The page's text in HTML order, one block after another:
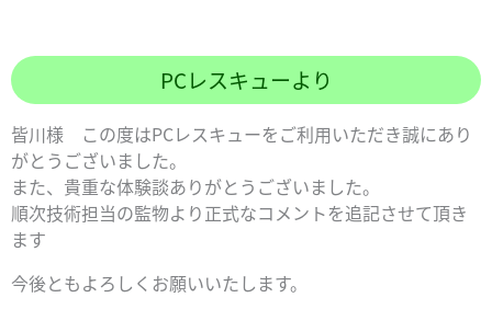
PCレスキューより
皆川様 この度はPCレスキューをご利用いただき誠にあり
がとうございました。
また、貴重な体験談ありがとうございました。
順次技術担当の監物より正式なコメントを追記させて頂き
ます
今後ともよろしくお願いいたします。